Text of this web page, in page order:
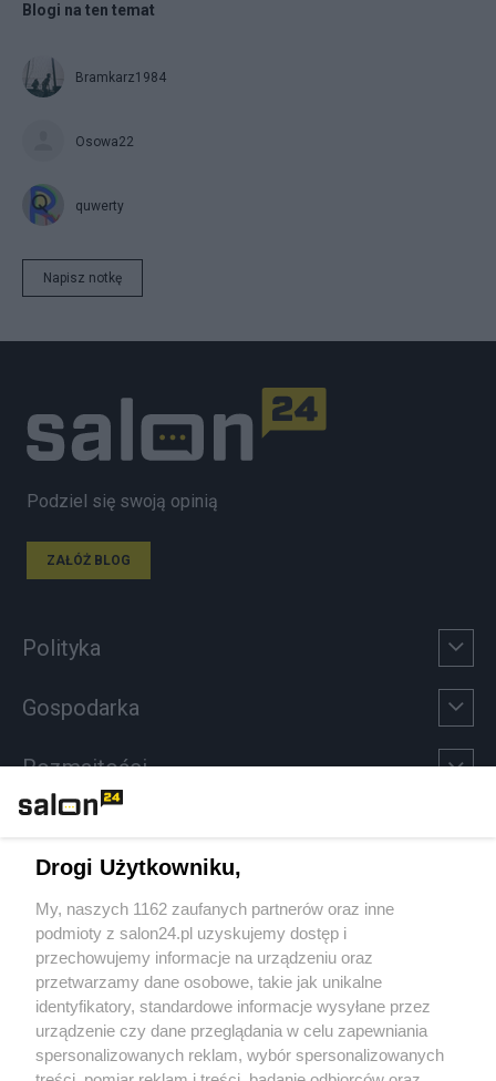
Blogi na ten temat
Bramkarz1984
Osowa22
quwerty
Napisz notkę
Podziel się swoją opinią
ZAŁÓŻ BLOG
Polityka
Gospodarka
Rozmaitości
Sport
Społeczeństwo
Kultura
Drogi Użytkowniku,
My, naszych 1162 zaufanych partnerów oraz inne
podmioty z salon24.pl uzyskujemy dostęp i
przechowujemy informacje na urządzeniu oraz
przetwarzamy dane osobowe, takie jak unikalne
identyfikatory, standardowe informacje wysyłane przez
urządzenie czy dane przeglądania w celu zapewniania
spersonalizowanych reklam, wybór spersonalizowanych